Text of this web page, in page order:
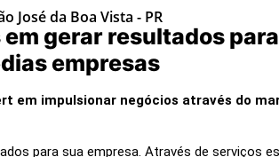
José da Boa Vista - PR
gerar resultados para
empresas
em impulsionar negócios através do
para sua empresa. Através de serviços